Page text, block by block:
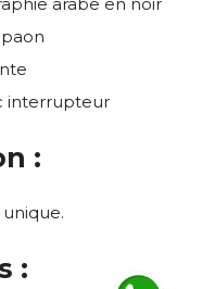
interrupteur
:
: